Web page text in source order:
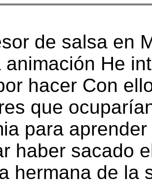
de salsa en
animación He
hacer Con
que
para
haber sacado
hermana de la